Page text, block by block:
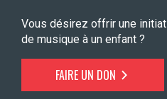
Vous désirez offrir une
de musique à un enfant ?
FAIRE UN DON